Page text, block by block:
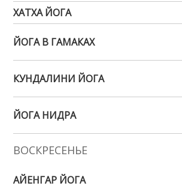
ХАТХА ЙОГА
ЙОГА В ГАМАКАХ
КУНДАЛИНИ ЙОГА
ЙОГА НИДРА
ВОСКРЕСЕНЬЕ
АЙЕНГАР ЙОГА